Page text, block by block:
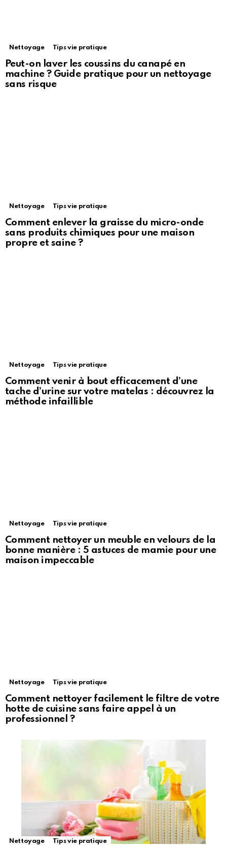
Nettoyage Tips vie pratique
Peut-on laver les coussins du canapé en
machine ? Guide pratique pour un nettoyage
sans risque
Nettoyage Tips vie pratique
Comment enlever la graisse du micro-onde
sans produits chimiques pour une maison
propre et saine ?
Nettoyage Tips vie pratique
Comment venir à bout efficacement d’une
tache d’urine sur votre matelas : découvrez la
méthode infaillible
Nettoyage Tips vie pratique
Comment nettoyer un meuble en velours de la
bonne manière : 5 astuces de mamie pour une
maison impeccable
Nettoyage Tips vie pratique
Comment nettoyer facilement le filtre de votre
hotte de cuisine sans faire appel à un
professionnel ?
Nettoyage Tips vie pratique